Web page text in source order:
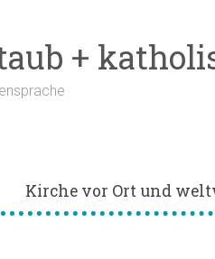
+
Kirche vor Ort und